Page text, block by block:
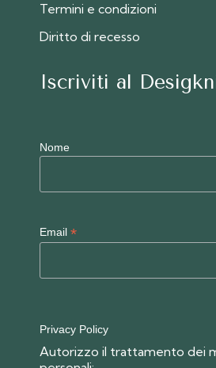
Termini e condizioni
Diritto di recesso
Iscriviti al
Nome
Email*
Privacy Policy
Autorizzo il trattamento dei